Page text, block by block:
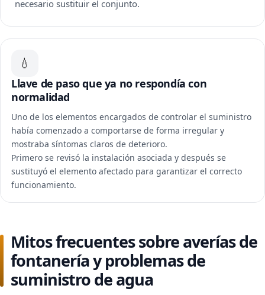
necesario sustituir el conjunto.
💧
Llave de paso que ya no respondía con
normalidad
Uno de los elementos encargados de controlar el suministro
había comenzado a comportarse de forma irregular y
mostraba síntomas claros de deterioro.
Primero se revisó la instalación asociada y después se
sustituyó el elemento afectado para garantizar el correcto
funcionamiento.
Mitos frecuentes sobre averías de
fontanería y problemas de
suministro de agua